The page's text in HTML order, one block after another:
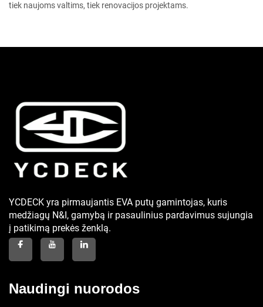
tiek naujoms valtims, tiek renovacijos projektams.
YCDECK yra pirmaujantis EVA putų gamintojas, kuris
medžiagų N&I, gamybą ir pasaulinius pardavimus sujungia
į patikimą prekės ženklą.
Naudingi nuorodos